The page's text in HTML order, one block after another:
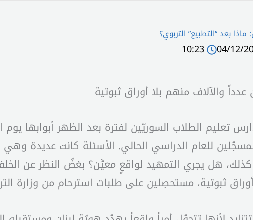
بعد “التطبيع” التربوي؟
04/12/
10:23
عدداً والآلاف منهم بلا أوراق ثبوتية
تعليم الطلاب السوريّين لفترة بعد الظهر أبوابها
المسجّلين للعام الدراسي الحالي. الأسئلة كانت عديدة
هل يجري التمهيد لواقعٍ معيَّن؟ بغضّ النظر عن
ثبوتية، مستحصِلين على طلبات استرحام من وزارة